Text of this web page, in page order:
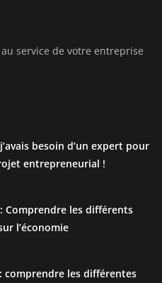
service de votre entreprise
besoin d’un expert pour
entrepreneurial !
Comprendre les différents
l’économie
comprendre les différentes